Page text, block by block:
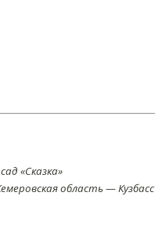
«Сказка»
область — Кузбасс